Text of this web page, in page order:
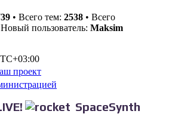
• Всего тем: 2538 • Всего
Новый пользователь: Maksim
проект
SpaceSynth